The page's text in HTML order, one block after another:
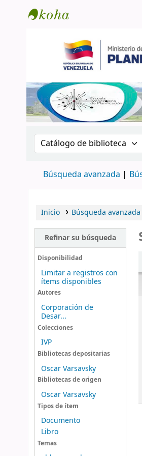
Buscar en el catálogo
Búsqueda avanzada
Inicio Búsqueda avanzada
Refinar su búsqueda
Disponibilidad
Limitar a registros con
ítems disponibles
Autores
Corporación de
Desar...
Colecciones
IVP
Bibliotecas depositarias
Oscar Varsavsky
Bibliotecas de origen
Oscar Varsavsky
Tipos de ítem
Documento
Libro
Temas